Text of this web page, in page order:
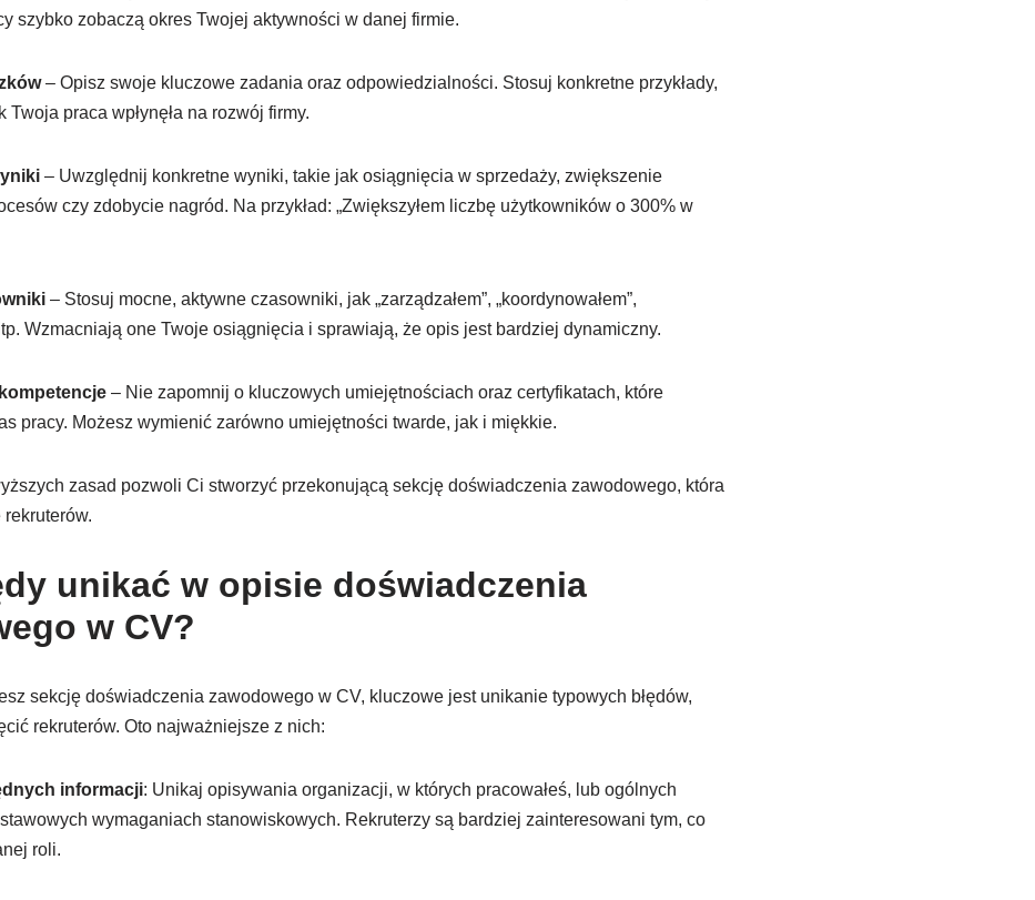
szybko zobaczą okres Twojej aktywności w danej firmie.
– Opisz swoje kluczowe zadania oraz odpowiedzialności. Stosuj konkretne przykłady,
Twoja praca wpłynęła na rozwój firmy.
– Uwzględnij konkretne wyniki, takie jak osiągnięcia w sprzedaży, zwiększenie
czy zdobycie nagród. Na przykład: „Zwiększyłem liczbę użytkowników o 300% w
– Stosuj mocne, aktywne czasowniki, jak „zarządzałem”, „koordynowałem”,
itp. Wzmacniają one Twoje osiągnięcia i sprawiają, że opis jest bardziej dynamiczny.
– Nie zapomnij o kluczowych umiejętnościach oraz certyfikatach, które
pracy. Możesz wymienić zarówno umiejętności twarde, jak i miękkie.
zasad pozwoli Ci stworzyć przekonującą sekcję doświadczenia zawodowego, która
unikać w opisie doświadczenia
w CV?
sekcję doświadczenia zawodowego w CV, kluczowe jest unikanie typowych błędów,
rekruterów. Oto najważniejsze z nich:
informacji: Unikaj opisywania organizacji, w których pracowałeś, lub ogólnych
wymaganiach stanowiskowych. Rekruterzy są bardziej zainteresowani tym, co
roli.